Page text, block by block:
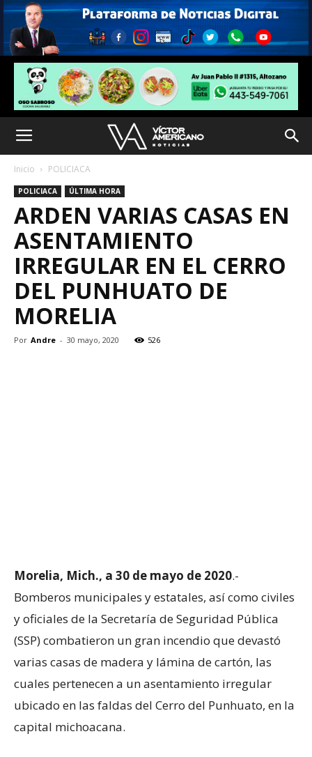
Inicio POLICIACA
POLICIACA ÚLTIMA HORA
ARDEN VARIAS CASAS EN
ASENTAMIENTO
IRREGULAR EN EL CERRO
DEL PUNHUATO DE
MORELIA
Por Andre - 30 mayo, 2020 526
Morelia, Mich., a 30 de mayo de 2020.-
Bomberos municipales y estatales, así como civiles
y oficiales de la Secretaría de Seguridad Pública
(SSP) combatieron un gran incendio que devastó
varias casas de madera y lámina de cartón, las
cuales pertenecen a un asentamiento irregular
ubicado en las faldas del Cerro del Punhuato, en la
capital michoacana.